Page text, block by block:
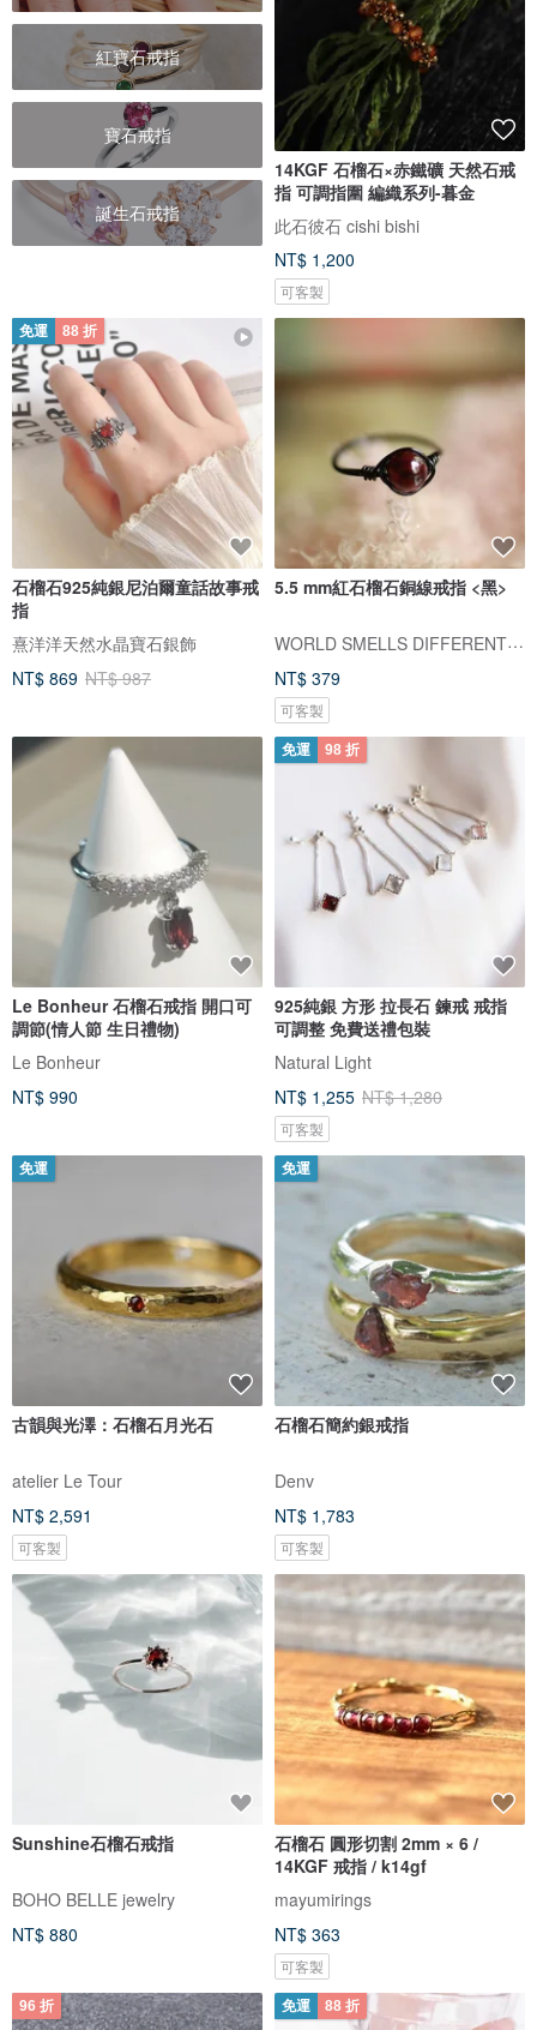
紅寶石戒指
寶石戒指
誕生石戒指
14KGF 石榴石×赤鐵礦 天然石戒
指 可調指圍 編織系列-暮金
此石彼石 cishi bishi
NT$ 1,200
可客製
免運 88 折
石榴石925純銀尼泊爾童話故事戒
指
熹洋洋天然水晶寶石銀飾
NT$ 869 NT$ 987
5.5 mm紅石榴石銅線戒指 <黑>
WORLD SMELLS DIFFERENT AFTERITRAINS
NT$ 379
可客製
Le Bonheur 石榴石戒指 開口可
調節(情人節 生日禮物)
Le Bonheur
NT$ 990
免運 98 折
925純銀 方形 拉長石 鍊戒 戒指
可調整 免費送禮包裝
Natural Light
NT$ 1,255 NT$ 1,280
可客製
免運
古韻與光澤：石榴石月光石
atelier Le Tour
NT$ 2,591
可客製
免運
石榴石簡約銀戒指
Denv
NT$ 1,783
可客製
Sunshine石榴石戒指
BOHO BELLE jewelry
NT$ 880
石榴石 圓形切割 2mm × 6 /
14KGF 戒指 / k14gf
mayumirings
NT$ 363
可客製
96 折 免運 88 折